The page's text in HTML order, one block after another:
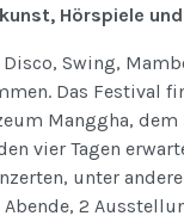
Hörspiele
Disco, Swing,
Das Festival
Manggha, dem
vier Tagen
unter
2